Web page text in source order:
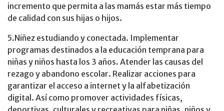
incremento que permita a las mamás estar más tiempo
de calidad con sus hijas o hijos.
5.Niñez estudiando y conectada. Implementar
programas destinados a la educación temprana para
niñas y niños hasta los 3 años. Atender las causas del
rezago y abandono escolar. Realizar acciones para
garantizar el acceso a internet y la alfabetización
digital. Así como promover actividades físicas,